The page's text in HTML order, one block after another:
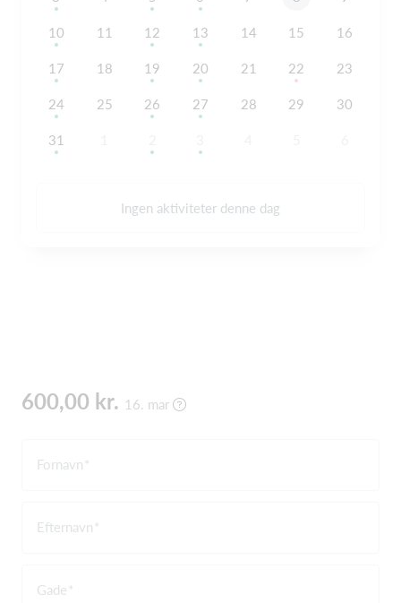
10 11 12 13 14 15 16
17 18 19 20 21 22 23
24 25 26 27 28 29 30
31
Ingen aktiviteter denne dag
600,00 kr. 16. mar
Fornavn
Efternavn
Gade